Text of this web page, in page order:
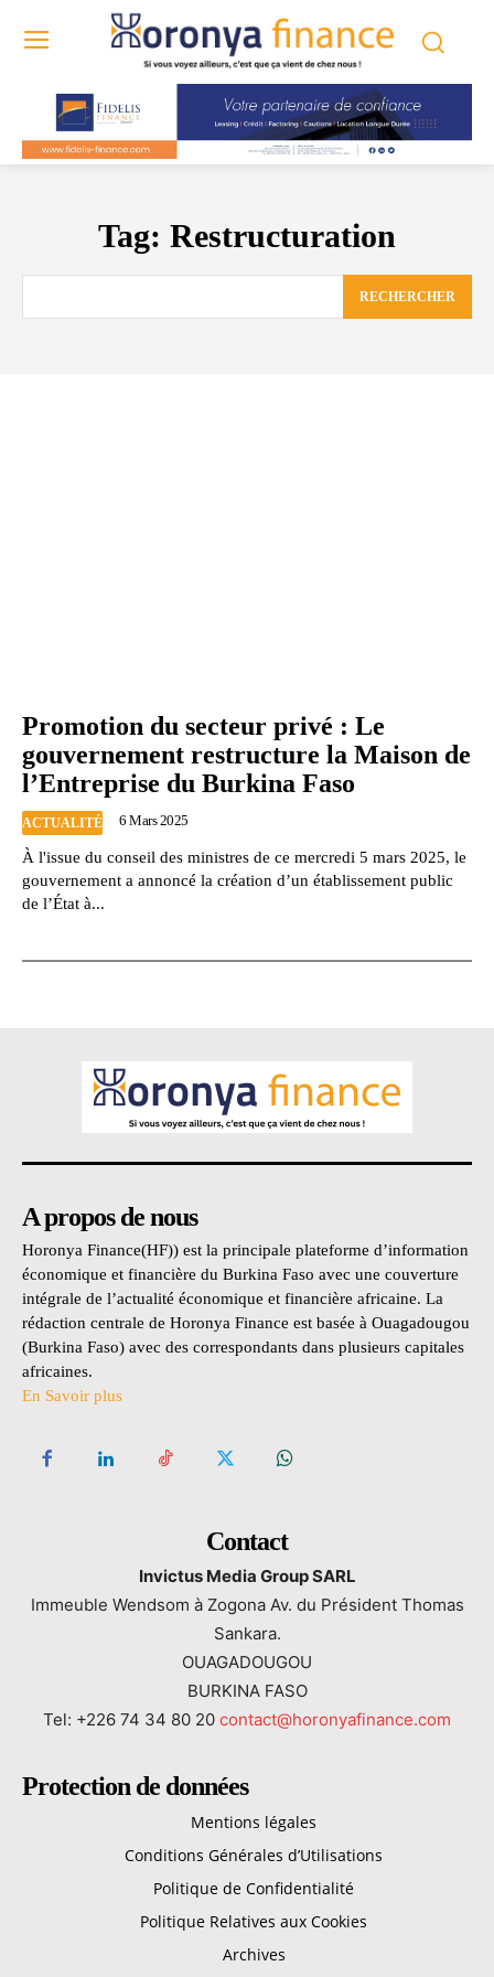
Tag: Restructuration
RECHERCHER
Promotion du secteur privé : Le
gouvernement restructure la Maison de
l’Entreprise du Burkina Faso
ACTUALITÉ 6 Mars 2025
À l'issue du conseil des ministres de ce mercredi 5 mars 2025, le
gouvernement a annoncé la création d’un établissement public
de l’État à...
A propos de nous
Horonya Finance(HF)) est la principale plateforme d’information
économique et financière du Burkina Faso avec une couverture
intégrale de l’actualité économique et financière africaine. La
rédaction centrale de Horonya Finance est basée à Ouagadougou
(Burkina Faso) avec des correspondants dans plusieurs capitales
africaines.
En Savoir plus
Contact
Invictus Media Group SARL
Immeuble Wendsom à Zogona Av. du Président Thomas
Sankara.
OUAGADOUGOU
BURKINA FASO
Tel: +226 74 34 80 20 contact@horonyafinance.com
Protection de données
Mentions légales
Conditions Générales d’Utilisations
Politique de Confidentialité
Politique Relatives aux Cookies
Archives